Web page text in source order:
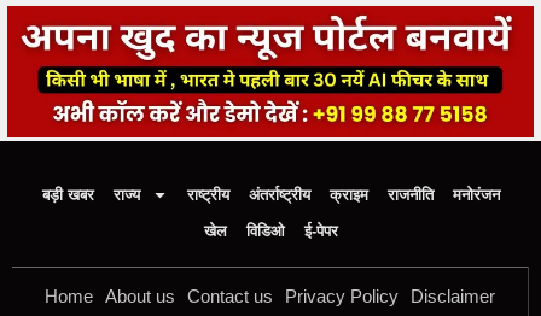
बड़ी खबर राज्य राष्ट्रीय अंतर्राष्ट्रीय क्राइम राजनीति
मनोरंजन
खेल
विडिओ ई-पेपर
Home About us Contact us Privacy Policy
Disclaimer